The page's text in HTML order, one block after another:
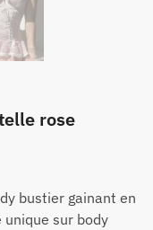
rose
bustier gainant en
sur body